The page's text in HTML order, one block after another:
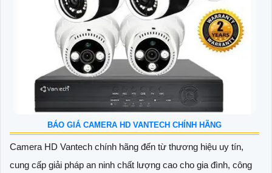
BÁO GIÁ CAMERA HD VANTECH CHÍNH HÃNG
Camera HD Vantech chính hãng đến từ thương hiệu uy tín,
cung cấp giải pháp an ninh chất lượng cao cho gia đình, công